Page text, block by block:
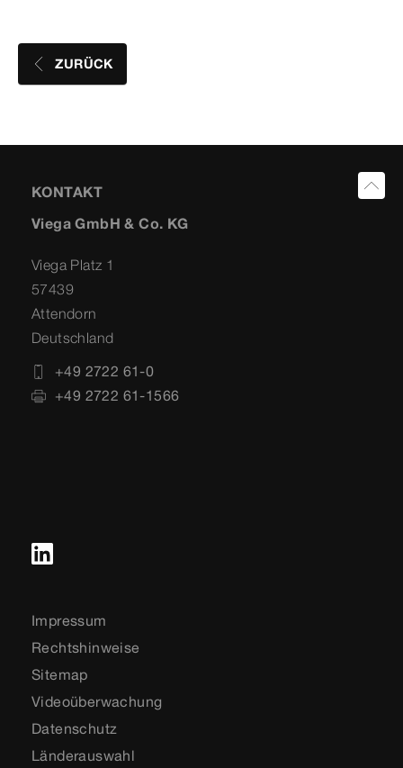
ZURÜCK
KONTAKT
Viega GmbH & Co. KG
Viega Platz 1
57439
Attendorn
Deutschland
+49 2722 61-0
+49 2722 61-1566
Impressum
Rechtshinweise
Sitemap
Videoüberwachung
Datenschutz
Länderauswahl